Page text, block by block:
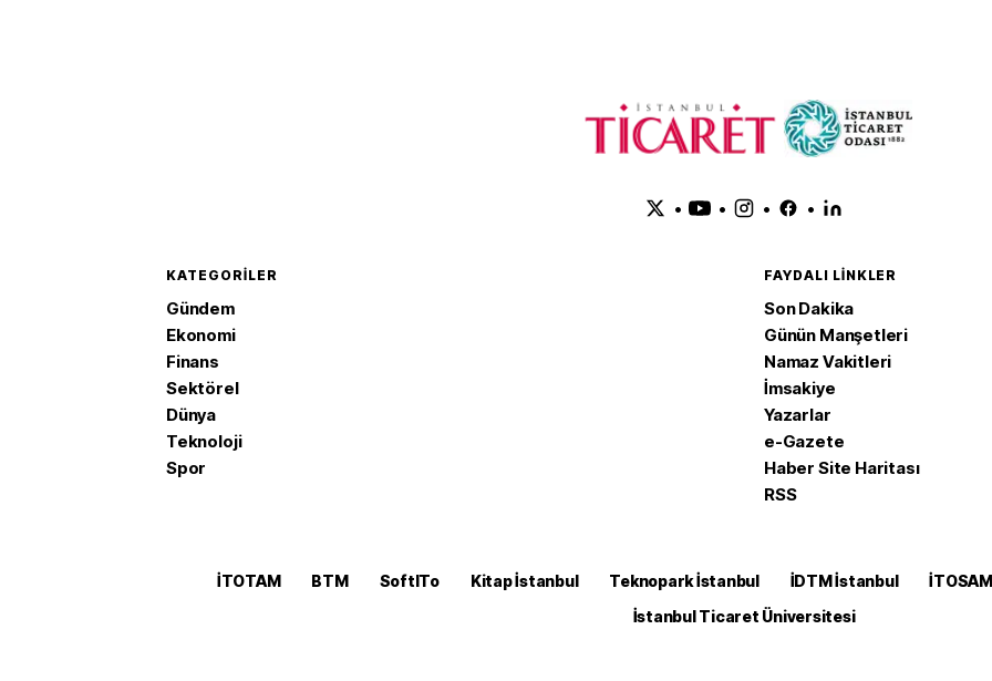
• • • •
KATEGORILER
Gündem
Ekonomi
Finans
Sektörel
Dünya
Teknoloji
Spor
FAYDALI LINKLER
Son Dakika
Günün Manşetleri
Namaz Vakitleri
İmsakiye
Yazarlar
e-Gazete
Haber Site Haritası
RSS
İTOTAM BTM SoftITo Kitap İstanbul Teknopark İstanbul İDTM İstanbul İTOSAM
İstanbul Ticaret Üniversitesi